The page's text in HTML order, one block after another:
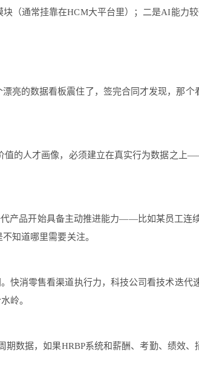
（通常挂靠在HCM大平台里）；二是AI能力
亮的数据看板震住了，签完合同才发现，那
的人才画像，必须建立在真实行为数据之
产品开始具备主动推进能力——比如某员工
知道哪里需要关注。
快消零售看渠道执行力，科技公司看技术迭
岭。
数据，如果HRBP系统和薪酬、考勤、绩效